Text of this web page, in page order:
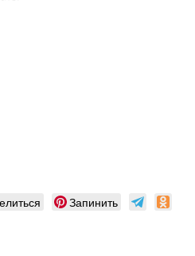
Запинить